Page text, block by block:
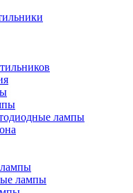
лампы
лампы